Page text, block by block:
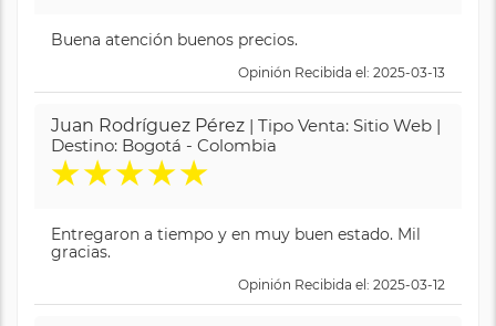
Buena atención buenos precios.
Opinión Recibida el: 2025-03-13
Juan Rodríguez Pérez | Tipo Venta: Sitio Web |
Destino: Bogotá - Colombia
★★★★★
Entregaron a tiempo y en muy buen estado. Mil
gracias.
Opinión Recibida el: 2025-03-12